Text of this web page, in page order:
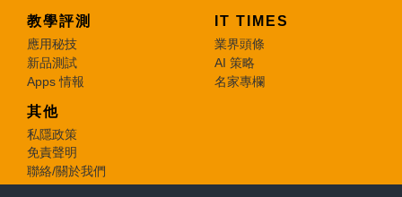
教學評測
應用秘技
新品測試
Apps 情報
IT TIMES
業界頭條
AI 策略
名家專欄
其他
私隱政策
免責聲明
聯絡/關於我們